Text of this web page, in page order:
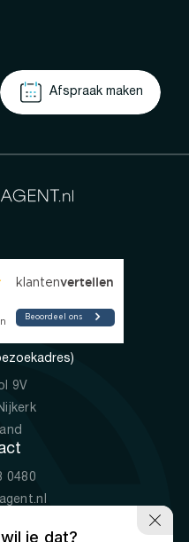
Afspraak maken
9V
0480
je dat?